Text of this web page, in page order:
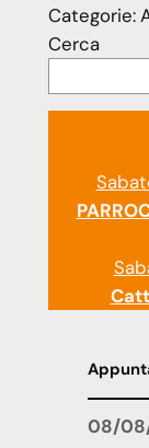
Categorie:
Cerca
08/